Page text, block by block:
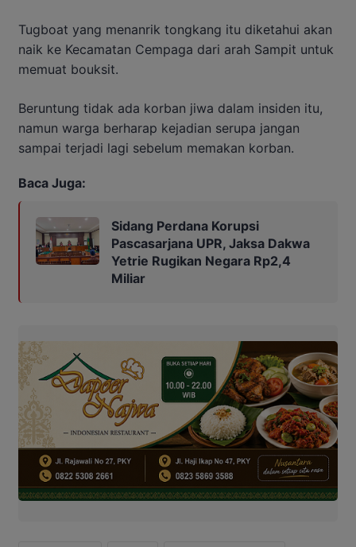
Tugboat yang menanrik tongkang itu diketahui akan
naik ke Kecamatan Cempaga dari arah Sampit untuk
memuat bouksit.
Beruntung tidak ada korban jiwa dalam insiden itu,
namun warga berharap kejadian serupa jangan
sampai terjadi lagi sebelum memakan korban.
Baca Juga:
Sidang Perdana Korupsi
Pascasarjana UPR, Jaksa Dakwa
Yetrie Rugikan Negara Rp2,4
Miliar